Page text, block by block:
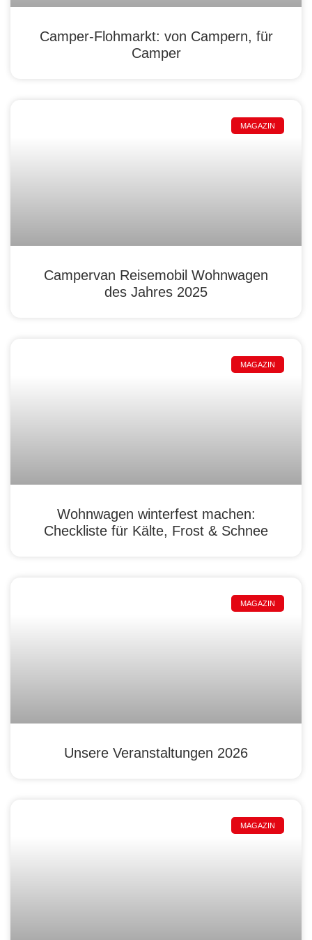
Camper-Flohmarkt: von Campern, für
Camper
MAGAZIN
Campervan Reisemobil Wohnwagen
des Jahres 2025
MAGAZIN
Wohnwagen winterfest machen:
Checkliste für Kälte, Frost & Schnee
MAGAZIN
Unsere Veranstaltungen 2026
MAGAZIN